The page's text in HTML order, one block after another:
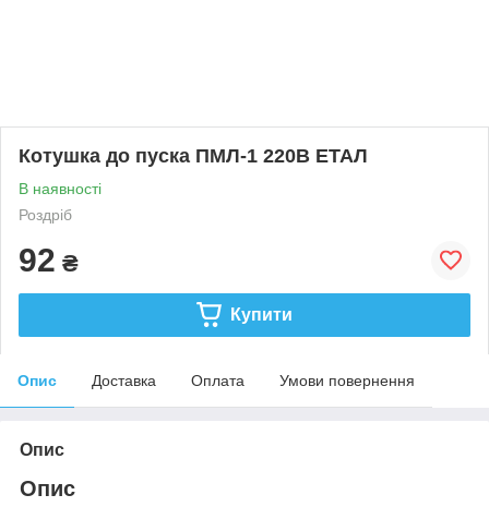
Котушка до пуска ПМЛ-1 220В ЕТАЛ
В наявності
Роздріб
92 ₴
Купити
Опис Доставка Оплата Умови повернення
Опис
Опис